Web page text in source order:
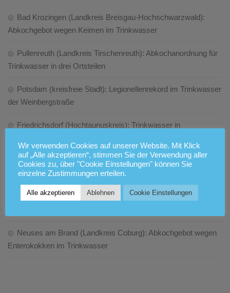
Bad Krozingen (Landkreis Breisgau-Hochschwarzwald):
Abkochgebot wegen Keimen im Trinkwasser
Pullenreuth (Landkreis Tirschenreuth): Abkochanordnung für
Trinkwasser in drei Ortsteilen
Potsdam (kreisfreie Stadt): Legionellenrekord im Trinkwasser
der Weinbergstraße
Friedrichsdorf (Hochtaunuskreis): Trinkwasser in
Allendorf (Lumda) (Landkreis Gießen): Abkochgebot für
Trinkwasser in Winnen und Nordeck
Gaienhofen (Landkreis Konstanz): Abkochgebot wegen
Neuses am Brand (Landkreis Coburg): Abkochgebot wegen
Enterokokken im Trinkwasser
Wir verwenden Cookies auf unserer Website. Mit Klick
auf „Alle akzeptieren“, stimmen Sie der Verwendung aller
Cookies zu, über "Cookie Einstellungen" können Sie
einzelne Zustimmungen erteilen.
Alle akzeptieren Ablehnen Cookie Einstellungen